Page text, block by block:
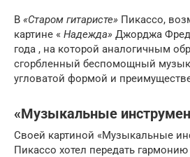
В «Старом гитаристе» Пикассо,
картине « Надежда» Джорджа
года , на которой аналогичным
сгорбленный беспомощный
угловатой формой и
«Музыкальные
Своей картиной «Музыкальные
Пикассо хотел передать гармонию